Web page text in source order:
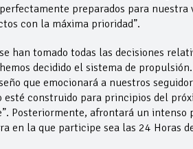
preparados para
con la máxima prioridad”.
han tomado todas las decisiones
decidido el sistema de
que emocionará a nuestros
construido para principios del
Posteriormente, afrontará un intenso
en la que participe sea las 24 Horas